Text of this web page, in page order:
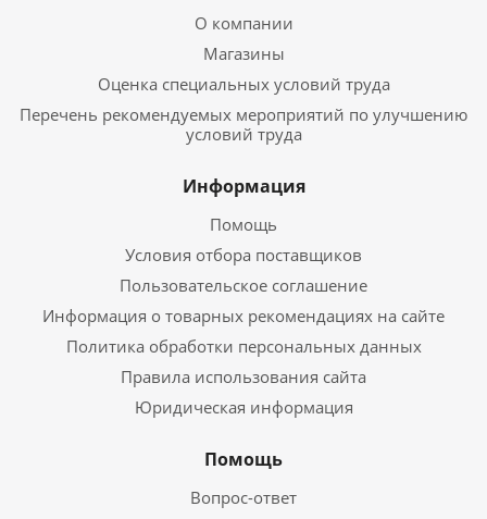
О компании
Магазины
Оценка специальных условий труда
Перечень рекомендуемых мероприятий по улучшению
условий труда
Информация
Помощь
Условия отбора поставщиков
Пользовательское соглашение
Информация о товарных рекомендациях на сайте
Политика обработки персональных данных
Правила использования сайта
Юридическая информация
Помощь
Вопрос-ответ